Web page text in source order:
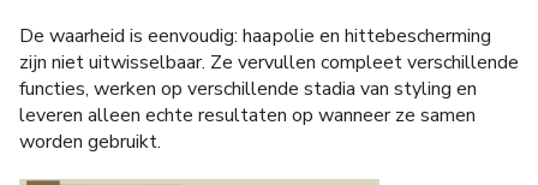
De waarheid is eenvoudig: haароlie en hittebescherming
zijn niet uitwisselbaar. Ze vervullen compleet verschillende
functies, werken op verschillende stadia van styling en
leveren alleen echte resultaten op wanneer ze samen
worden gebruikt.